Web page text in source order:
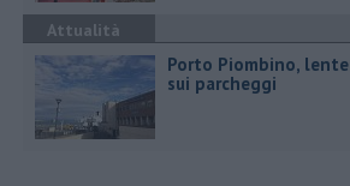
Attualità
Porto Piombino, lente
sui parcheggi